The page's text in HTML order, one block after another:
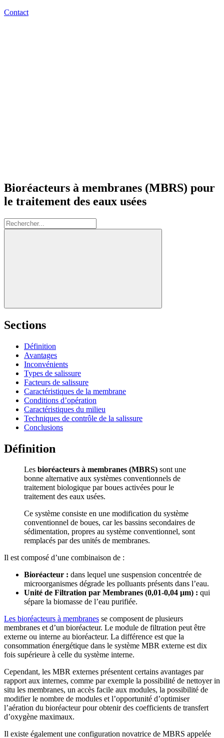
Contact
Bioréacteurs à membranes (MBRS) pour
le traitement des eaux usées
Rechercher:
Sections
Définition
Avantages
Inconvénients
Types de salissure
Facteurs de salissure
Caractéristiques de la membrane
Conditions d’opération
Caractéristiques du milieu
Techniques de contrôle de la salissure
Conclusions
Définition
Les bioréacteurs à membranes (MBRS) sont une
bonne alternative aux systèmes conventionnels de
traitement biologique par boues activées pour le
traitement des eaux usées.
Ce système consiste en une modification du système
conventionnel de boues, car les bassins secondaires de
sédimentation, propres au système conventionnel, sont
remplacés par des unités de membranes.
Il est composé d’une combinaison de :
Bioréacteur : dans lequel une suspension concentrée de
microorganismes dégrade les polluants présents dans l’eau.
Unité de Filtration par Membranes (0,01-0,04 µm) : qui
sépare la biomasse de l’eau purifiée.
Les bioréacteurs à membranes se composent de plusieurs
membranes et d’un bioréacteur. Le module de filtration peut être
externe ou interne au bioréacteur. La différence est que la
consommation énergétique dans le système MBR externe est dix
fois supérieure à celle du système interne.
Cependant, les MBR externes présentent certains avantages par
rapport aux internes, comme par exemple la possibilité de nettoyer in
situ les membranes, un accès facile aux modules, la possibilité de
modifier le nombre de modules et l’opportunité d’optimiser
l’aération du bioréacteur pour obtenir des coefficients de transfert
d’oxygène maximaux.
Il existe également une configuration novatrice de MBRS appelée